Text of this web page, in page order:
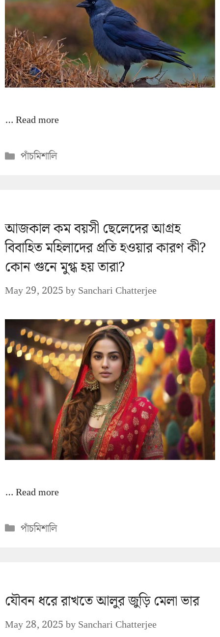
…Read more
Categories
পাঁচমিশালি
আজকাল কম বয়সী ছেলেদের আগ্রহ
বিবাহিত মহিলাদের প্রতি হওয়ার কারণ কী?
কোন গুনে মুগ্ধ হয় তারা?
May 29, 2025bySanchari Chatterjee
…Read more
Categories
পাঁচমিশালি
যৌবন ধরে রাখতে আলুর জুড়ি মেলা ভার
May 28, 2025bySanchari Chatterjee